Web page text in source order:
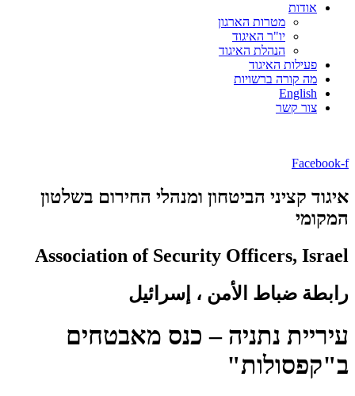
אודות
מטרות הארגון
יו"ר האיגוד
הנהלת האיגוד
פעילות האיגוד
מה קורה ברשויות
English
צור קשר
Facebook-f
איגוד קציני הביטחון ומנהלי החירום בשלטון
המקומי
Association of Security Officers, Israel
رابطة ضباط الأمن ، إسرائيل
עיריית נתניה – כנס מאבטחים
ב"קפסולות"